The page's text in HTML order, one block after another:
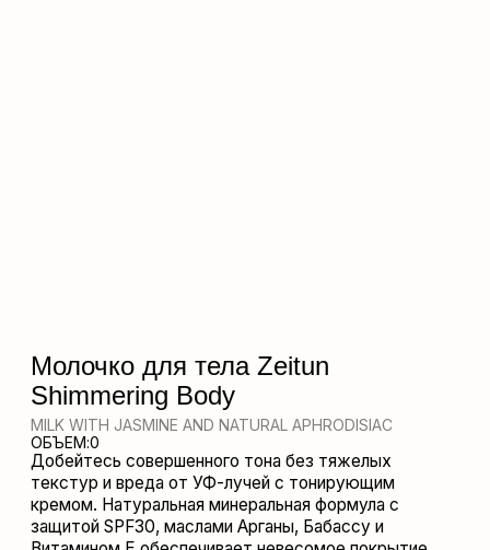
сливается с кожей, безупречно выравнивая тон и
придавая ей бархатистость, а пудрово-цветочный
аромат с нежными нотами Персика, Ванили и
Гардении дарит подлинное удовольствие от
использования. Ухаживающие масла в составе
крема предотвращают дегидратацию кожи,
смягчают и питают ее. Фильтр SPF30 надежно
защищает кожу от фотостарения и пигментации.
ГДЕ КУПИТЬ
СОСТАВ